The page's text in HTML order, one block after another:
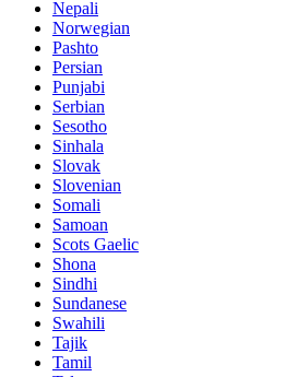
Nepali
Norwegian
Pashto
Persian
Punjabi
Serbian
Sesotho
Sinhala
Slovak
Slovenian
Somali
Samoan
Scots Gaelic
Shona
Sindhi
Sundanese
Swahili
Tajik
Tamil